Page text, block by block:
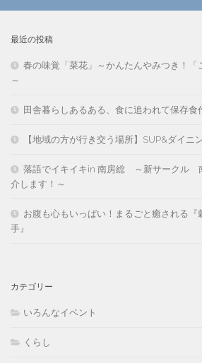
最近の投稿
春の味覚「菜花」～かんたんやみつき！「
～
田舎暮らしあるある、食に追われて保存食
【地域の方が行き交う場所】SUP&ダイニ
落語でイキイキin 南房総 ～新サークル
介します！～
お腹も心もいっぱい！まるごと癒される『
手』
カテゴリー
いろんなイベント
くらし